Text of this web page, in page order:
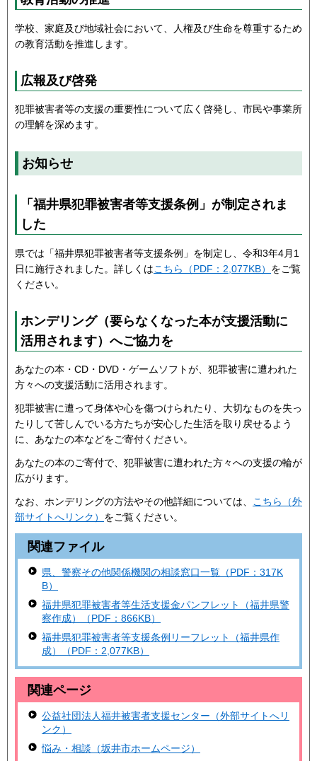
学校、家庭及び地域社会において、人権及び生命を尊重するため
の教育活動を推進します。
広報及び啓発
犯罪被害者等の支援の重要性について広く啓発し、市民や事業所
の理解を深めます。
お知らせ
「福井県犯罪被害者等支援条例」が制定されま
した
県では「福井県犯罪被害者等支援条例」を制定し、令和3年4月1
日に施行されました。詳しくはこちら（PDF：2,077KB） をご覧
ください。
ホンデリング（要らなくなった本が支援活動に
活用されます）へご協力を
あなたの本・CD・DVD・ゲームソフトが、犯罪被害に遭われた
方々への支援活動に活用されます。
犯罪被害に遭って身体や心を傷つけられたり、大切なものを失っ
たりして苦しんでいる方たちが安心した生活を取り戻せるよう
に、あなたの本などをご寄付ください。
あなたの本のご寄付で、犯罪被害に遭われた方々への支援の輪が
広がります。
なお、ホンデリングの方法やその他詳細については、 こちら（外
部サイトへリンク） をご覧ください。
関連ファイル
県、警察その他関係機関の相談窓口一覧（PDF：317K
B）
福井県犯罪被害者等生活支援金パンフレット（福井県警
察作成）（PDF：866KB）
福井県犯罪被害者等支援条例リーフレット（福井県作
成）（PDF：2,077KB）
関連ページ
公益社団法人福井被害者支援センター（外部サイトへリ
ンク）
悩み・相談（坂井市ホームページ）